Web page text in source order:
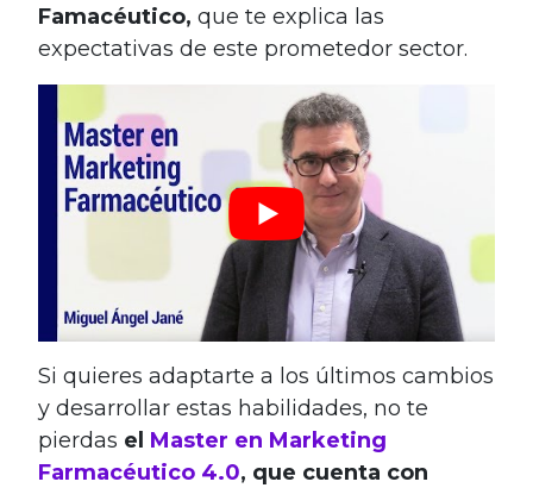
Famacéutico, que te explica las
expectativas de este prometedor sector.
Si quieres adaptarte a los últimos cambios
y desarrollar estas habilidades, no te
pierdas el Master en Marketing
Farmacéutico 4.0, que cuenta con